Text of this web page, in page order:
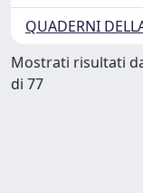
QUADERNI
Mostrati risultati
di 77